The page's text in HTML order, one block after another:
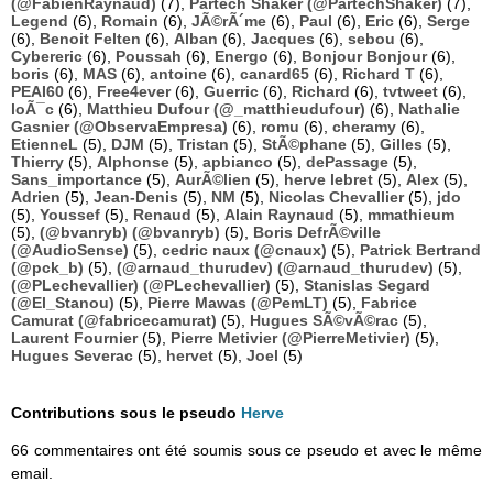
Legend (6), Romain (6), JÃ©rÃ´me (6), Paul (6), Eric (6), Serge
(6), Benoit Felten (6), Alban (6), Jacques (6), sebou (6),
Cybereric (6), Poussah (6), Energo (6), Bonjour Bonjour(6),
boris (6), MAS (6), antoine (6), canard65 (6), Richard T (6),
PEAI60 (6), Free4ever(6), Guerric (6), Richard (6), tvtweet (6),
loÃ¯c (6), Matthieu Dufour (@_matthieudufour) (6), Nathalie
Gasnier (@ObservaEmpresa) (6), romu (6), cheramy (6),
EtienneL (5), DJM (5), Tristan (5), StÃ©phane (5), Gilles (5),
Thierry (5), Alphonse (5), apbianco (5), dePassage (5),
Sans_importance (5), AurÃ©lien (5), herve lebret (5), Alex (5),
Adrien (5), Jean-Denis (5), NM (5), Nicolas Chevallier(5), jdo
(5), Youssef (5), Renaud (5), Alain Raynaud (5), mmathieum
(5), (@bvanryb) (@bvanryb) (5), Boris DefrÃ©ville
(@AudioSense) (5), cedric naux (@cnaux) (5), Patrick Bertrand
(@pck_b) (5), (@arnaud_thurudev) (@arnaud_thurudev) (5),
(@PLechevallier) (@PLechevallier) (5), Stanislas Segard
(@El_Stanou) (5), Pierre Mawas (@PemLT) (5), Fabrice
Camurat (@fabricecamurat) (5), Hugues SÃ©vÃ©rac (5),
Laurent Fournier(5), Pierre Metivier (@PierreMetivier) (5),
Hugues Severac (5), hervet (5), Joel (5)
Contributions sous le pseudo Herve
66 commentaires ont été soumis sous ce pseudo et avec le même
email.